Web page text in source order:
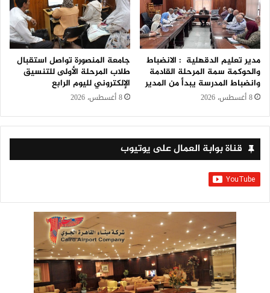
مدير تعليم الدقهلية : الانضباط
والحوكمة سمة المرحلة القادمة
وانضباط المدرسة يبدأ من المدير
8 أغسطس، 2026
جامعة المنصورة تواصل استقبال
طلاب المرحلة الأولى للتنسيق
الإلكتروني لليوم الرابع
8 أغسطس، 2026
قناة بوابة العمال على يوتيوب